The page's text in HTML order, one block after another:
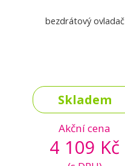
bezdrátový ovladač
Skladem
Akční cena
4 109 Kč